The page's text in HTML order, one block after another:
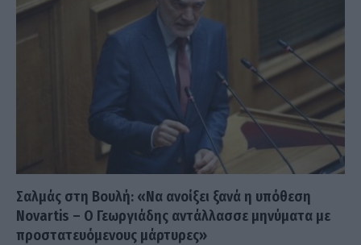
Σαλμάς στη Βουλή: «Να ανοίξει ξανά η υπόθεση
Novartis – Ο Γεωργιάδης αντάλλασσε μηνύματα με
προστατευόμενους μάρτυρες»